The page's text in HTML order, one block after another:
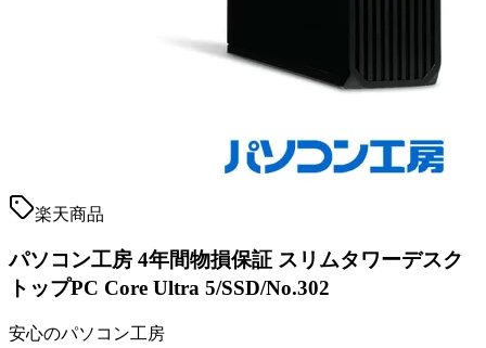
楽天商品
パソコン工房 4年間物損保証 スリムタワーデスク
トップPC Core Ultra 5/SSD/No.302
安心のパソコン工房